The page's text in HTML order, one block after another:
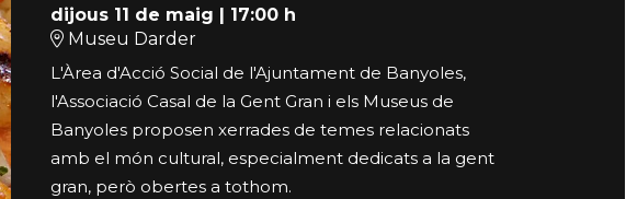
dijous 11 de maig
17:00 h
Museu Darder
L'Àrea d'Acció Social de l'Ajuntament de Banyoles,
l'Associació Casal de la Gent Gran i els Museus de
Banyoles proposen xerrades de temes relacionats
amb el món cultural, especialment dedicats a la gent
gran, però obertes a tothom.